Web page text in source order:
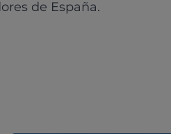
de España.